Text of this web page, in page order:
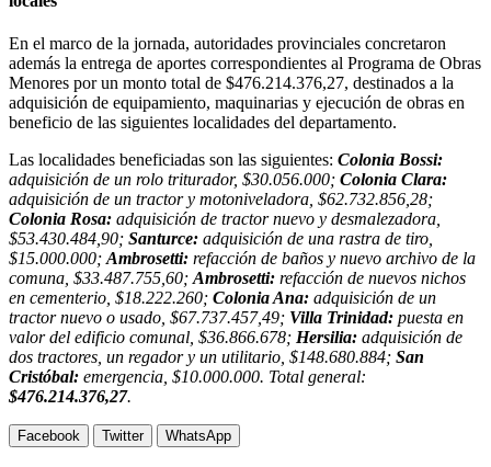
En el marco de la jornada, autoridades provinciales concretaron
además la entrega de aportes correspondientes al Programa de Obras
Menores por un monto total de $476.214.376,27, destinados a la
adquisición de equipamiento, maquinarias y ejecución de obras en
beneficio de las siguientes localidades del departamento.
Las localidades beneficiadas son las siguientes: Colonia Bossi:
adquisición de un rolo triturador, $30.056.000; Colonia Clara:
adquisición de un tractor y motoniveladora, $62.732.856,28;
Colonia Rosa: adquisición de tractor nuevo y desmalezadora,
$53.430.484,90; Santurce: adquisición de una rastra de tiro,
$15.000.000;Ambrosetti: refacción de baños y nuevo archivo de la
comuna, $33.487.755,60;Ambrosetti: refacción de nuevos nichos
en cementerio, $18.222.260; Colonia Ana: adquisición de un
tractor nuevo o usado, $67.737.457,49; Villa Trinidad: puesta en
valor del edificio comunal, $36.866.678; Hersilia: adquisición de
dos tractores, un regador y un utilitario, $148.680.884; San
Cristóbal: emergencia, $10.000.000. Total general:
$476.214.376,27.
Facebook Twitter WhatsApp